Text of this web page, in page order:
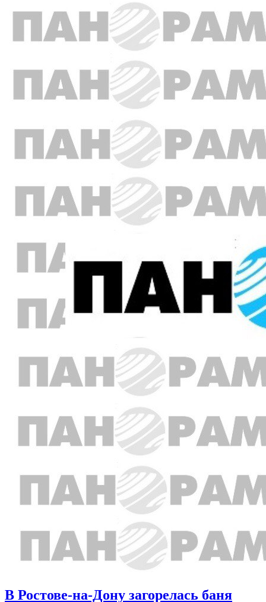
В Ростове-на-Дону загорелась баня